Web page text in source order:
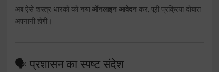
अब ऐसे शस्त्र धारकों कोनया ऑनलाइन आवेदन कर, पूरी प्रक्रिया दोबारा
अपनानी होगी।
🗣️ प्रशासन का स्पष्ट संदेश